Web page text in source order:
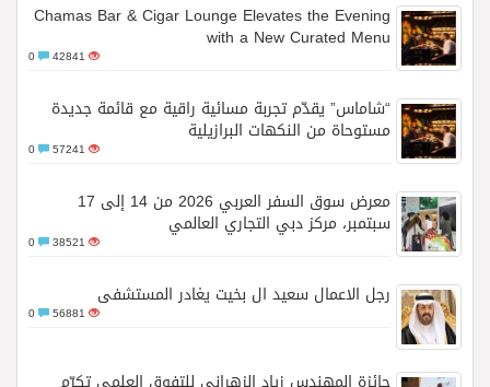
Chamas Bar & Cigar Lounge Elevates the Evening
with a New Curated Menu
42841
“شاماس” يقدّم تجربة مسائية راقية مع قائمة جديدة
مستوحاة من النكهات البرازيلية
57241
معرض سوق السفر العربي 2026 من 14 إلى 17
سبتمبر، مركز دبي التجاري العالمي
38521
رجل الاعمال سعيد ال بخيت يغادر المستشفى
56881